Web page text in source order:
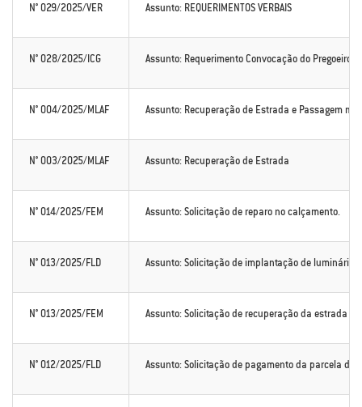
N° 029/2025/VER Assunto: REQUERIMENTOS VERBAIS
N° 028/2025/ICG Assunto: Requerimento Convocação do Pregoeiro
N° 004/2025/MLAF Assunto: Recuperação de Estrada e Passagem
N° 003/2025/MLAF Assunto: Recuperação de Estrada
N° 014/2025/FEM Assunto: Solicitação de reparo no calçamento.
N° 013/2025/FLD Assunto: Solicitação de implantação de
N° 013/2025/FEM Assunto: Solicitação de recuperação da estrada
N° 012/2025/FLD Assunto: Solicitação de pagamento da parcela da